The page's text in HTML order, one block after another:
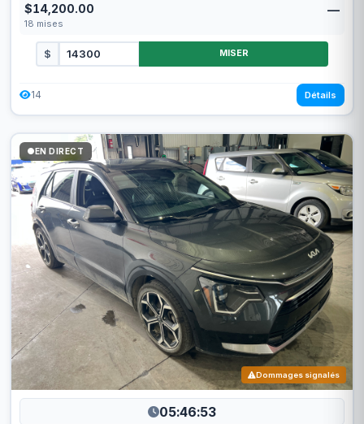
$14,200.00
18 mises
—
$ MISER
14 Détails
Dommages signalés
EN DIRECT
05:46:50